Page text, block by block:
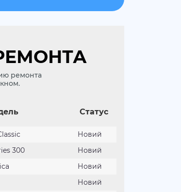
ремонта
Статус
Новий
300
Новий
Новий
Новий